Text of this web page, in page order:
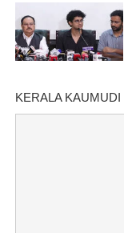
KERALA KAUMUDI